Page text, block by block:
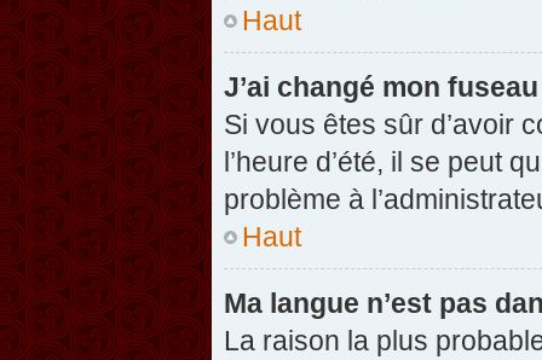
Haut
J’ai changé mon
Si vous êtes sûr d’avoir
l’heure d’été, il se peut
problème à
Haut
Ma langue n’est pas
La raison la plus